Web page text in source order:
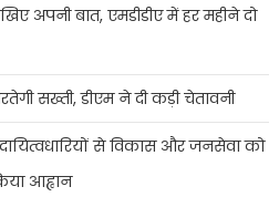
अपनी बात, एमडीडीए में हर महीने दो
सख्ती, डीएम ने दी कड़ी चेतावनी
से विकास और जनसेवा को
आह्वान